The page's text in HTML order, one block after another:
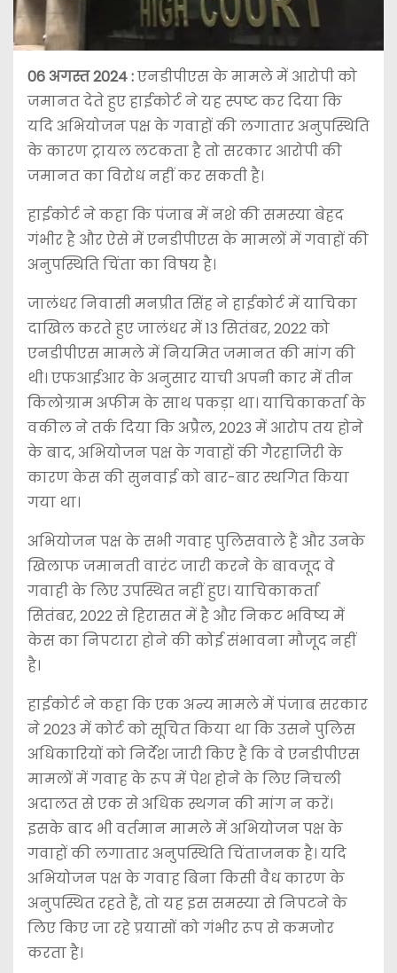
06 अगस्त 2024 :एनडीपीएस के मामले में आरोपी को
जमानत देते हुए हाईकोर्ट ने यह स्पष्ट कर दिया कि
यदि अभियोजन पक्ष के गवाहों की लगातार अनुपस्थिति
के कारण ट्रायल लटकता है तो सरकार आरोपी की
जमानत का विरोध नहीं कर सकती है।
हाईकोर्ट ने कहा कि पंजाब में नशे की समस्या बेहद
गंभीर है और ऐसे में एनडीपीएस के मामलों में गवाहों की
अनुपस्थिति चिंता का विषय है।
जालंधर निवासी मनप्रीत सिंह ने हाईकोर्ट में याचिका
दाखिल करते हुए जालंधर में 13 सितंबर, 2022 को
एनडीपीएस मामले में नियमित जमानत की मांग की
थी। एफआईआर के अनुसार याची अपनी कार में तीन
किलोग्राम अफीम के साथ पकड़ा था। याचिकाकर्ता के
वकील ने तर्क दिया कि अप्रैल, 2023 में आरोप तय होने
के बाद, अभियोजन पक्ष के गवाहों की गैरहाजिरी के
कारण केस की सुनवाई को बार-बार स्थगित किया
गया था।
अभियोजन पक्ष के सभी गवाह पुलिसवाले हैं और उनके
खिलाफ जमानती वारंट जारी करने के बावजूद वे
गवाही के लिए उपस्थित नहीं हुए। याचिकाकर्ता
सितंबर, 2022 से हिरासत में है और निकट भविष्य में
केस का निपटारा होने की कोई संभावना मौजूद नहीं
है।
हाईकोर्ट ने कहा कि एक अन्य मामले में पंजाब सरकार
ने 2023 में कोर्ट को सूचित किया था कि उसने पुलिस
अधिकारियों को निर्देश जारी किए हैं कि वे एनडीपीएस
मामलों में गवाह के रूप में पेश होने के लिए निचली
अदालत से एक से अधिक स्थगन की मांग न करें।
इसके बाद भी वर्तमान मामले में अभियोजन पक्ष के
गवाहों की लगातार अनुपस्थिति चिंताजनक है। यदि
अभियोजन पक्ष के गवाह बिना किसी वैध कारण के
अनुपस्थित रहते हैं, तो यह इस समस्या से निपटने के
लिए किए जा रहे प्रयासों को गंभीर रूप से कमजोर
करता है।